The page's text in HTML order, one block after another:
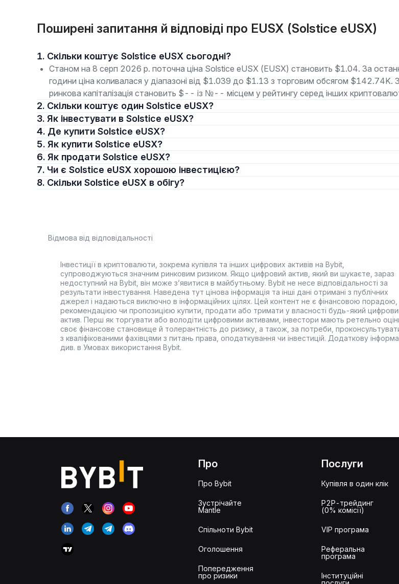
Поширені запитання й відповіді про EUSX (Solstice eUSX)
1. Скільки коштує Solstice eUSX сьогодні?
Станом на 8 серп 2026 р. поточна ціна Solstice eUSX (EUSX) становить $1.04. За
години ціна коливалася у діапазоні від $1.039 до $1.13 з торговим обсягом $142.74K.
ринкова капіталізація становить $-- із №-- місцем у рейтингу серед інших
2. Скільки коштує один Solstice eUSX?
3. Як інвестувати в Solstice eUSX?
4. Де купити Solstice eUSX?
5. Як купити Solstice eUSX?
6. Як продати Solstice eUSX?
7. Чи є Solstice eUSX хорошою інвестицією?
8. Скільки Solstice eUSX в обігу?
Відмова від відповідальності
Інвестиції в криптовалюти, зокрема купівля та інших цифрових активів на Bybit,
супроводжуються значним ринковим ризиком. Якщо цифровий актив, який ви шукаєте, зараз
недоступний на Bybit, він може з’явитися в майбутньому. Bybit не несе відповідальності за
результати інвестування. Наведена тут цінова інформація та інші дані отримані з публічних
джерел і надаються виключно в інформаційних цілях. Цей контент не є фінансовою порадою,
рекомендацією чи пропозицією купити, продати або тримати у власності будь-який
актив. Перш як торгувати або володіти цифровими активами, інвестори мають ретельно
своє фінансове становище й толерантність до ризику, а також, за потреби,
з кваліфікованими фахівцями з питань права, оподаткування чи інвестицій. Додаткову
див. в Умовах використання Bybit.
Про
Про Bybit
Зустрічайте
Mantle
Спільноти Bybit
Оголошення
Попередження
про ризики
Послуги
Купівля в один клік
P2P-трейдинг
(0% комісії)
VIP програма
Реферальна
програма
Інституційні